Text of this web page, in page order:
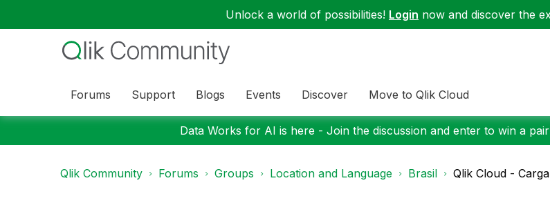
Unlock a world of possibilities! Login now and discover the
Forums Support Blogs Events Discover Move to Qlik Cloud
Data Works for AI is here - Join the discussion and enter to win a
Qlik Community Forums Groups Location and Language Brasil Qlik Cloud -